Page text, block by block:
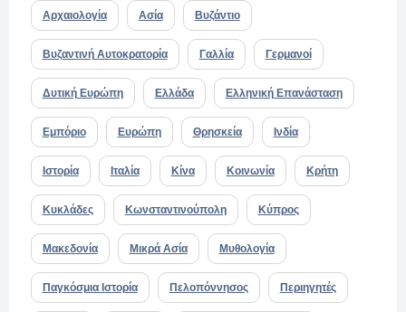
Αρχαιολογία Ασία Βυζάντιο
Βυζαντινή Αυτοκρατορία Γαλλία Γερμανοί
Δυτική Ευρώπη Ελλάδα Ελληνική Επανάσταση
Εμπόριο Ευρώπη Θρησκεία Ινδία
Ιστορία Ιταλία Κίνα Κοινωνία Κρήτη
Κυκλάδες Κωνσταντινούπολη Κύπρος
Μακεδονία Μικρά Ασία Μυθολογία
Παγκόσμια Ιστορία Πελοπόννησος Περιηγητές